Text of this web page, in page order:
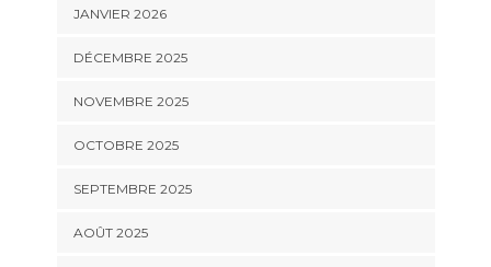
JANVIER 2026
DÉCEMBRE 2025
NOVEMBRE 2025
OCTOBRE 2025
SEPTEMBRE 2025
AOÛT 2025